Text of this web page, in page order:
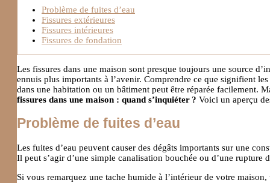
Problème de fuites d’eau
Fissures extérieures
Fissures intérieures
Fissures de fondation
Les fissures dans une maison sont presque toujours une source
ennuis plus importants à l’avenir. Comprendre ce que signifient
dans une habitation ou un bâtiment peut être réparée facilement.
fissures dans une maison : quand s’inquiéter ? Voici un aperçu
Problème de fuites d’eau
Les fuites d’eau peuvent causer des dégâts importants sur une
Il peut s’agir d’une simple canalisation bouchée ou d’une rupture
Si vous remarquez une tache humide à l’intérieur de votre